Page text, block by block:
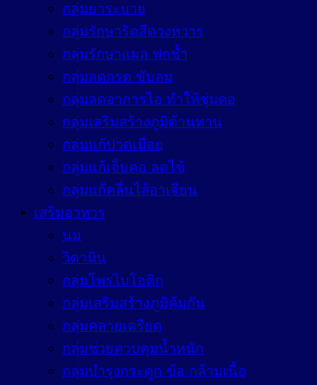
กลุ่มยาระบาย
กลุ่มรักษาริดสีดวงทวาร
กลุ่มรักษาแผล ฟกช้ำ
กลุ่มลดกรด ขับลม
กลุ่มลดอาการไอ ทำให้ชุ่มคอ
กลุ่มเสริมสร้างภูมิต้านทาน
กลุ่มแก้ปวดเมื่อย
กลุ่มแก้เจ็บคอ ลดไข้
กลุ่มแก้คลื่นไส้อาเจียน
เสริมอาหาร
นม
วิตามิน
กลุ่มโพรไบโอติก
กลุ่มเสริมสร้างภูมิคุ้มกัน
กลุ่มคลายเครียด
กลุ่มช่วยควบคุมน้ำหนัก
กลุ่มบำรุงกระดูก ข้อ กล้ามเนื้อ